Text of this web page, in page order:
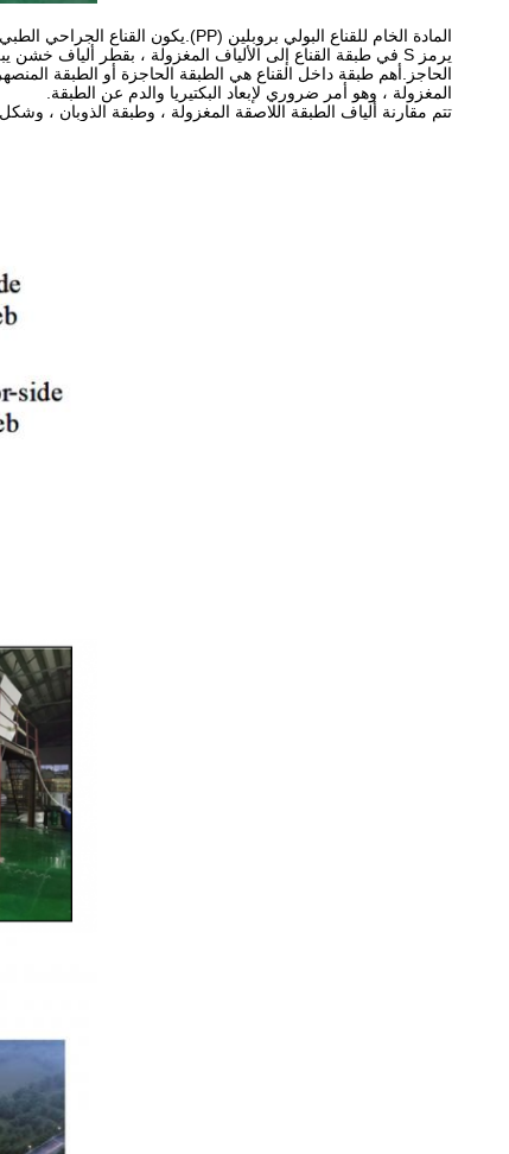
المادة الخام للقناع البولي بروبلين (PP).يكون القناع الجراحي الطبي عمومًا عبارة عن هيكل متعدد الطبقات ، يشار إليه عادةً بهيكل الرسائل القصيرة ، كما هو موضح في الشكل 1 والشكل 2.
المغزولة ، وهو أمر ضروري لإبعاد البكتيريا والدم عن الطبقة.
تتم مقارنة ألياف الطبقة اللاصقة المغزولة ، وطبقة الذوبان ، وشكل الشعر.كما هو مبين في الشكل ، 1/3 من قطر الشعر قريب من ألياف